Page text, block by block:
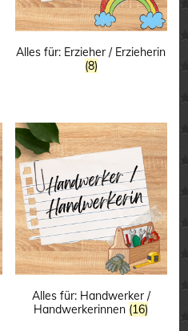
Alles für: Erzieher / Erzieherin
(8)
Alles für: Handwerker /
Handwerkerinnen (16)